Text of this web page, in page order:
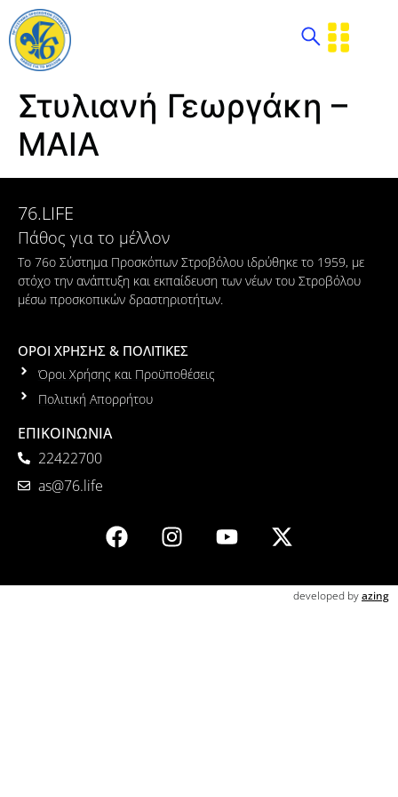
Στυλιανή Γεωργάκη –
ΜΑΙΑ
76.LIFE
Πάθος για το μέλλον
Το 76ο Σύστημα Προσκόπων Στροβόλου ιδρύθηκε το 1959, με
στόχο την ανάπτυξη και εκπαίδευση των νέων του Στροβόλου
μέσω προσκοπικών δραστηριοτήτων.
ΟΡΟΙ ΧΡΗΣΗΣ & ΠΟΛΙΤΙΚΕΣ
Όροι Χρήσης και Προϋποθέσεις
Πολιτική Απορρήτου
ΕΠΙΚΟΙΝΩΝΙΑ
22422700
as@76.life
developed byazing